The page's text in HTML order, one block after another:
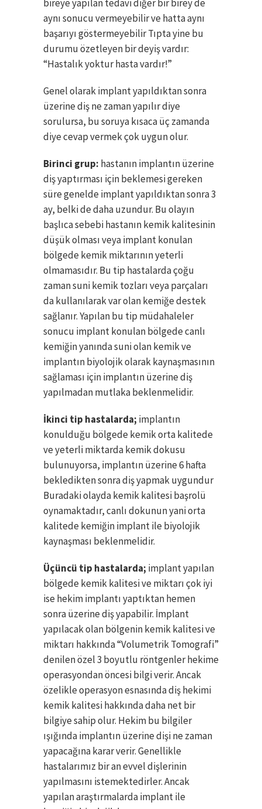
bireye yapılan tedavi diğer bir birey de
aynı sonucu vermeyebilir ve hatta aynı
başarıyı göstermeyebilir Tıpta yine bu
durumu özetleyen bir deyiş vardır:
“Hastalık yoktur hasta vardır!”
Genel olarak implant yapıldıktan sonra
üzerine diş ne zaman yapılır diye
sorulursa, bu soruya kısaca üç zamanda
diye cevap vermek çok uygun olur.
Birinci grup: hastanın implantın üzerine
diş yaptırması için beklemesi gereken
süre genelde implant yapıldıktan sonra 3
ay, belki de daha uzundur. Bu olayın
başlıca sebebi hastanın kemik kalitesinin
düşük olması veya implant konulan
bölgede kemik miktarının yeterli
olmamasıdır. Bu tip hastalarda çoğu
zaman suni kemik tozları veya parçaları
da kullanılarak var olan kemiğe destek
sağlanır. Yapılan bu tip müdahaleler
sonucu implant konulan bölgede canlı
kemiğin yanında suni olan kemik ve
implantın biyolojik olarak kaynaşmasının
sağlaması için implantın üzerine diş
yapılmadan mutlaka beklenmelidir.
İkinci tip hastalarda; implantın
konulduğu bölgede kemik orta kalitede
ve yeterli miktarda kemik dokusu
bulunuyorsa, implantın üzerine 6 hafta
bekledikten sonra diş yapmak uygundur
Buradaki olayda kemik kalitesi başrolü
oynamaktadır, canlı dokunun yani orta
kalitede kemiğin implant ile biyolojik
kaynaşması beklenmelidir.
Üçüncü tip hastalarda; implant yapılan
bölgede kemik kalitesi ve miktarı çok iyi
ise hekim implantı yaptıktan hemen
sonra üzerine diş yapabilir. İmplant
yapılacak olan bölgenin kemik kalitesi ve
miktarı hakkında “Volumetrik Tomografi”
denilen özel 3 boyutlu röntgenler hekime
operasyondan öncesi bilgi verir. Ancak
özelikle operasyon esnasında diş hekimi
kemik kalitesi hakkında daha net bir
bilgiye sahip olur. Hekim bu bilgiler
ışığında implantın üzerine dişi ne zaman
yapacağına karar verir. Genellikle
hastalarımız bir an evvel dişlerinin
yapılmasını istemektedirler. Ancak
yapılan araştırmalarda implant ile